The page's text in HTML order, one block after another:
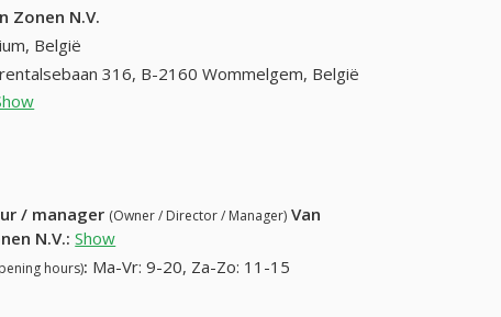
Zonen N.V.
België
316, B-2160 Wommelgem, België
/ manager (Owner / Director / Manager) Van
N.V.: Show
hours): Ma-Vr: 9-20, Za-Zo: 11-15